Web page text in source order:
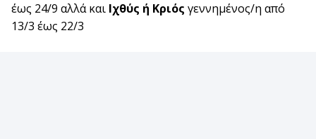
έως 24/9 αλλά και Ιχθύς ή Κριός γεννημένος/η από
13/3 έως 22/3